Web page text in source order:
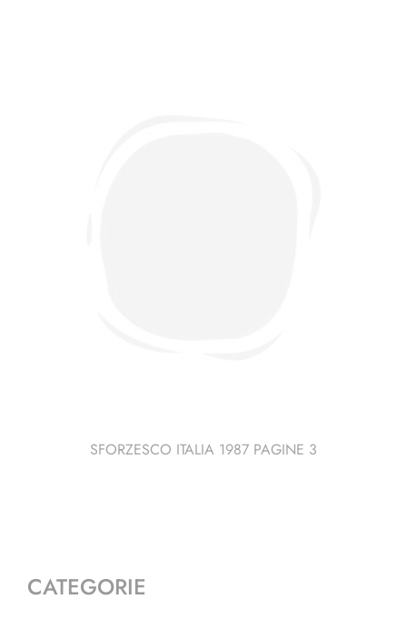
SFORZESCO ITALIA 1987 PAGINE 3
CATEGORIE